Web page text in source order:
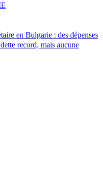
en Bulgarie : des dépenses
record, mais aucune